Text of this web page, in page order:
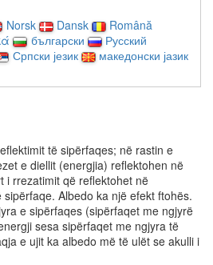
Norsk Dansk
Română
български
Русский
Српски језик
македонски јазик
të sipërfaqes; në rastin e
e diellit (energjia) reflektohen në
i rrezatimit që reflektohet në
Albedo ka një efekt ftohës.
e sipërfaqes (sipërfaqet me ngjyrë
sesa sipërfaqet me ngjyra të
e ujit ka albedo më të ulët se akulli i